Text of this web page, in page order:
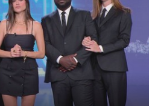
Nel corso dello speciale anche
realizzata ne...